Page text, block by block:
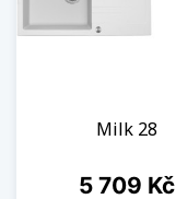
Milk 28
Cena
5 709 Kč